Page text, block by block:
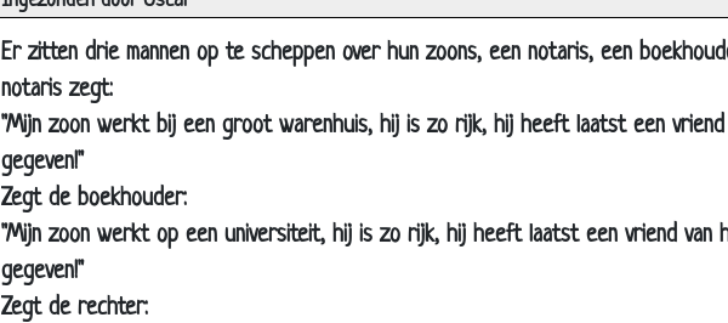
Er zitten drie mannen op te scheppen over hun zoons, een notaris, een
notaris zegt:
"Mijn zoon werkt bij een groot warenhuis, hij is zo rijk, hij heeft laatst een vriend
gegeven!"
Zegt de boekhouder:
"Mijn zoon werkt op een universiteit, hij is zo rijk, hij heeft laatst een vriend van
gegeven!"
Zegt de rechter:
14 Dec 2002
Hier ging het al mis
26 Oct 2002
Keuken
25 Oct 2002
24 Oct 2002
Wie durft ?
28 Aug 2002
22 Jun 2002
01 Jan 2000
01 Jan 2000